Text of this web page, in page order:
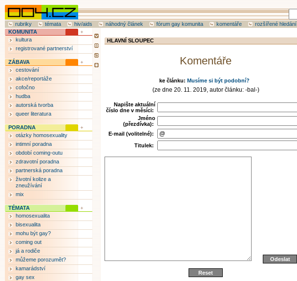
rubriky témata hiv/aids náhodný článek fórum gay komunita komentáře rozšířené hledání
HLAVNÍ SLOUPEC
Komentáře
ke článku: Musíme si být podobní?
(ze dne 20. 11. 2019, autor článku: -bal-)
Napište aktuální
číslo dne v měsíci:
Jméno
(přezdívka):
E-mail (volitelné):
Titulek:
KOMUNITA
kultura
registrované partnerství
ZÁBAVA
cestování
akce/reportáže
cofočno
hudba
autorská tvorba
queer literatura
PORADNA
otázky homosexuality
intimní poradna
období coming-outu
zdravotní poradna
partnerská poradna
životní kolize a
zneužívání
mix
TÉMATA
homosexualita
bisexualita
mohu být gay?
coming out
já a rodiče
můžeme porozumět?
kamarádství
gay sex